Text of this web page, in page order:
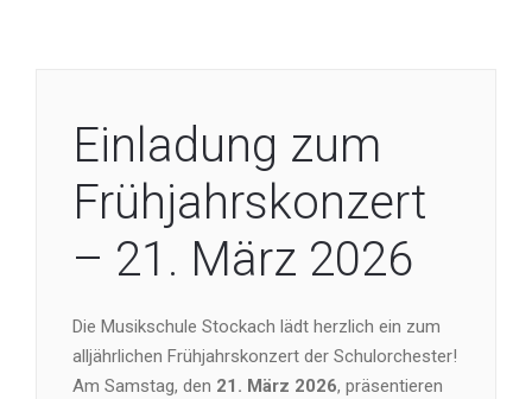
Einladung zum
Frühjahrskonzert
– 21. März 2026
Die Musikschule Stockach lädt herzlich ein zum
alljährlichen Frühjahrskonzert der Schulorchester!
Am Samstag, den 21. März 2026, präsentieren